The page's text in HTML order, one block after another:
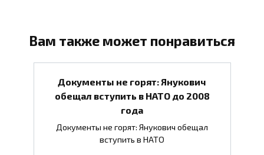
Вам также может понравиться
Документы не горят: Янукович
обещал вступить в НАТО до 2008
года
Документы не горят: Янукович обещал
вступить в НАТО